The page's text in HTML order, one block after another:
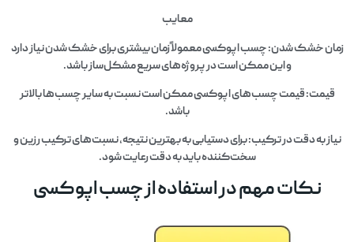
معایب
زمان خشک شدن: چسب اپوکسی معمولاً زمان بیشتری برای خشک شدن نیاز دارد
و این ممکن است در پروژه‌های سریع مشکل‌ساز باشد.
قیمت: قیمت چسب‌های اپوکسی ممکن است نسبت به سایر چسب‌ها بالاتر
باشد.
نیاز به دقت در ترکیب: برای دستیابی به بهترین نتیجه، نسبت‌های ترکیب رزین و
سخت‌کننده باید به دقت رعایت شود.
نکات مهم در استفاده از چسب اپوکسی